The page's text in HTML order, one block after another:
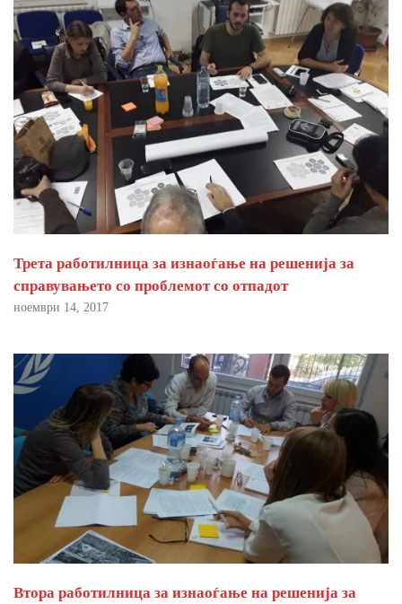
Трета работилница за изнаоѓање на решенија за
справувањето со проблемот со отпадот
ноември 14, 2017
Втора работилница за изнаоѓање на решенија за